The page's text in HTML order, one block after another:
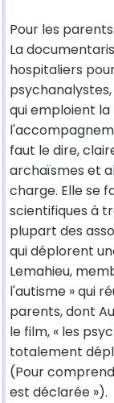
Pour les
La
hospitaliers
qui emploient
faut le dire,
archaïsmes et
charge. Elle se
scientifiques à
plupart des
qui déplorent
Lemahieu,
l'autisme » qui
parents, dont
le film, « les
totalement
(Pour
est déclarée »).